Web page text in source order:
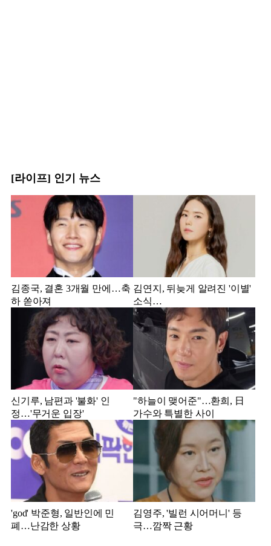
[라이프] 인기 뉴스
김종국, 결혼 3개월 만에…축
하 쏟아져
김연지, 뒤늦게 알려진 '이별'
소식…
신기루, 남편과 '불화' 인
정…'무거운 입장'
"하늘이 맺어준"…환희, 日
가수와 특별한 사이
'god' 박준형, 일반인에 민
폐…난감한 상황
김영주, '빌런 시어머니' 등
극…깜짝 근황